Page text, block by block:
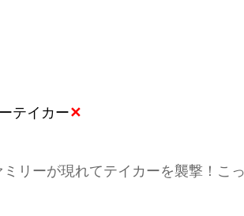
テイカー✕
リーが現れてテイカーを襲撃！こ